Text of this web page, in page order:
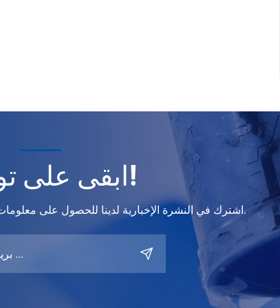
smarter refinishing
systems can solve
these problems.
1. Rework Caused
by Inaccurate
Color Matching
One of the
biggest profit
losses comes from
repainting jobs
ابقى على تواصل!
اشترك في النشرة الإخبارية لدينا للحصول على معلومات التحديث والعروض الترويجية والرؤى.